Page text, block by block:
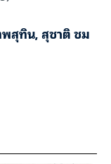
พสุทิน,สุชาติ ชม